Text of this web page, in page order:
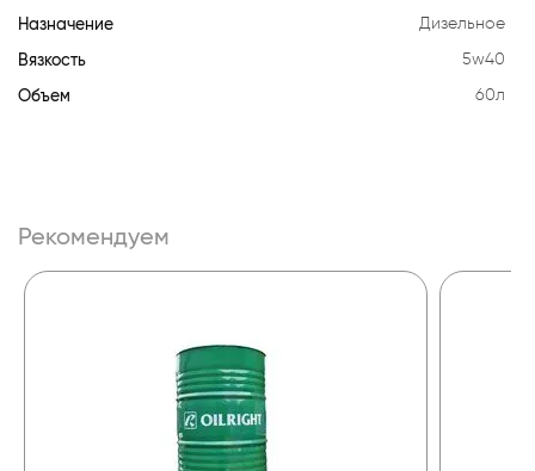
Назначение Дизельное
Вязкость 5w40
Объем 60л
Рекомендуем